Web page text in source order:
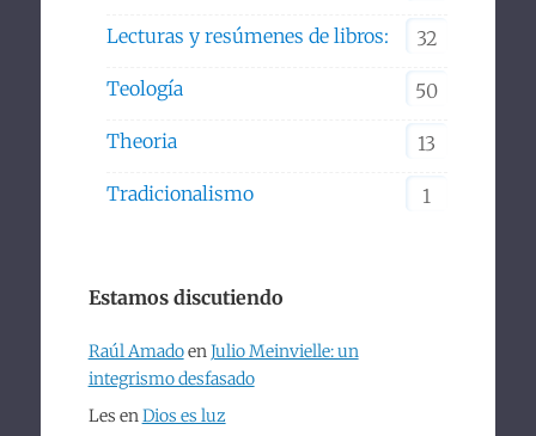
Lecturas y resúmenes de libros: 32
Teología 50
Theoria 13
Tradicionalismo 1
Estamos discutiendo
Raúl AmadoenJulio Meinvielle: un
integrismo desfasado
Les enDios es luz